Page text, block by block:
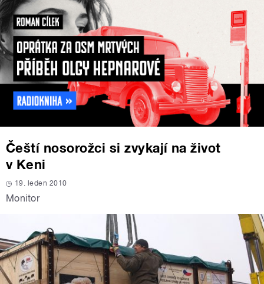
Čeští nosorožci si zvykají na život
v Keni
19. leden 2010
Monitor